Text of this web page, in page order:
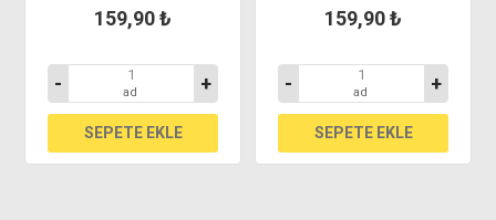
159,90 ₺
- ad +
159,90 ₺
- ad +